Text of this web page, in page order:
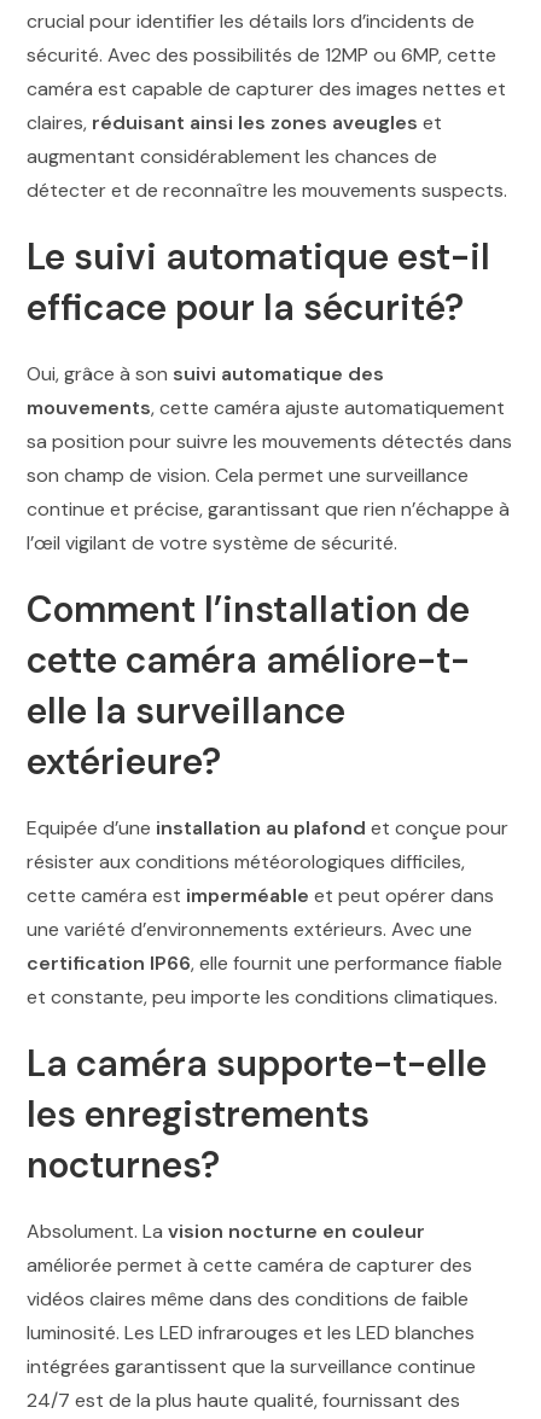
crucial pour identifier les détails lors d’incidents de
sécurité. Avec des possibilités de 12MP ou 6MP, cette
caméra est capable de capturer des images nettes et
claires, réduisant ainsi les zones aveugles et
augmentant considérablement les chances de
détecter et de reconnaître les mouvements suspects.
Le suivi automatique est-il
efficace pour la sécurité?
Oui, grâce à son suivi automatique des
mouvements, cette caméra ajuste automatiquement
sa position pour suivre les mouvements détectés dans
son champ de vision. Cela permet une surveillance
continue et précise, garantissant que rien n’échappe à
l’œil vigilant de votre système de sécurité.
Comment l’installation de
cette caméra améliore-t-
elle la surveillance
extérieure?
Equipée d’une installation au plafond et conçue pour
résister aux conditions météorologiques difficiles,
cette caméra est imperméable et peut opérer dans
une variété d’environnements extérieurs. Avec une
certification IP66, elle fournit une performance fiable
et constante, peu importe les conditions climatiques.
La caméra supporte-t-elle
les enregistrements
nocturnes?
Absolument. Lavision nocturne en couleur
améliorée permet à cette caméra de capturer des
vidéos claires même dans des conditions de faible
luminosité. Les LED infrarouges et les LED blanches
intégrées garantissent que la surveillance continue
24/7 est de la plus haute qualité, fournissant des